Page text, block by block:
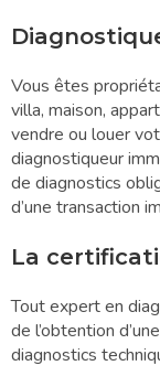
Vous êtes
villa, maison,
vendre ou louer
diagnostiqueur
de diagnostics
d’une transaction
La
Tout expert en
de l’obtention
diagnostics